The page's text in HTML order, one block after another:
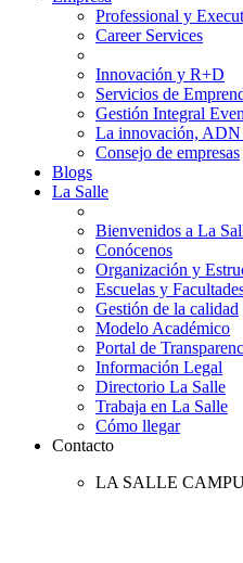
Professional y
Career Services
Innovación y R+D
Servicios de
Gestión Integral
La innovación, ADN
Consejo de empresas
Blogs
La Salle
Bienvenidos a La
Conócenos
Organización y
Escuelas y
Gestión de la calidad
Modelo Académico
Portal de
Información Legal
Directorio La Salle
Trabaja en La Salle
Cómo llegar
Contacto
LA SALLE